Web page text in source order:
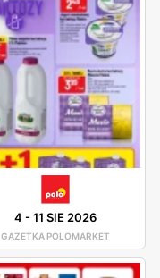
4 -11 SIE 2026
GAZETKA POLOMARKET